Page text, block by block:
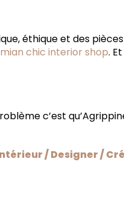
éthique et des
chic interior shop.
c’est
/ Designer /